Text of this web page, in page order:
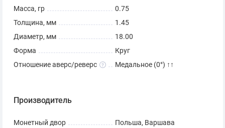
Масса, гр
0.75
Толщина, мм
1.45
Диаметр, мм
18.00
Форма
Круг
Отношение аверс/реверс
Медальное (0°) ↑↑
Производитель
Монетный двор Польша, Варшава